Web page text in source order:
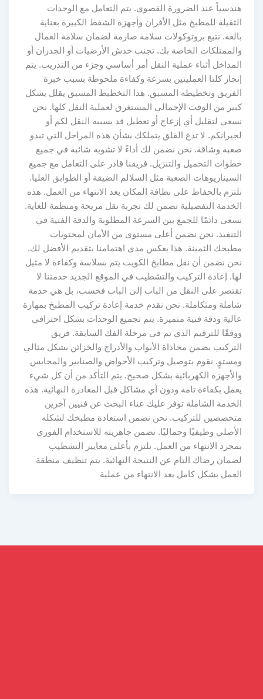
هندسياً عند الضرورة القصوى. يتم التعامل مع الوحدات
الثقيلة للمطبخ مثل الأفران وأجهزة الشفط الكبيرة بعناية
بالغة. نتبع بروتوكولات سلامة صارمة لضمان سلامة العمال
والممتلكات الخاصة بك. تجنب خدش الأرضيات أو الجدران أو
المداخل أثناء عملية النقل أمر أساسي وجزء من التدريب. يتم
إنجاز كلتا العمليتين بسرعة وكفاءة ملحوظة بسبب خبرة
الفريق وتخطيطه المسبق. هذا التخطيط المسبق يقلل بشكل
كبير من الوقت الإجمالي المستغرق لعملية النقل كلها. نحن
نسعى لتقليل أي إزعاج أو تعطيل قد يسببه النقل لكم أو
لجيرانكم. لا تدع القلق يتملكك بشأن هذه المراحل التي تبدو
صعبة وشاقة. نحن نضمن لك أداءً لا تشوبه شائبة في جميع
خطوات التحميل والتنزيل. فريقنا قادر على التعامل مع جميع
السيناريوهات الصعبة مثل السلالم الضيقة أو الطوابق العليا.
نلتزم بالحفاظ على نظافة المكان بعد الانتهاء من العمل. هذه
الخدمة التفصيلية تضمن لك تجربة نقل مريحة ومنظمة للغاية.
نسعى دائمًا للجمع بين السرعة المطلوبة والدقة الفنية في
التنفيذ. نحن نضمن أعلى مستوى من الأمان لمحتويات
مطبخك الثمينة. هذا يعكس مدى اهتمامنا بتقديم الأفضل لك.
نحن نضمن أن نقل مطابخ الكويت يتم بسلاسة وكفاءة لا مثيل
لها. إعادة التركيب والتشطيب في الموقع الجديد خدمتنا لا
تقتصر على النقل من الباب إلى الباب فحسب، بل هي خدمة
شاملة ومتكاملة. نحن نقدم خدمة إعادة تركيب المطبخ بمهارة
عالية ودقة فنية متميزة. يتم تجميع الوحدات بشكل احترافي
ووفقًا للترقيم الذي تم في مرحلة الفك السابقة. فريق
التركيب يضمن محاذاة الأبواب والأدراج والخزائن بشكل مثالي
ومستوٍ. نقوم بتوصيل وتركيب الأحواض والصنابير والمحابس
والأجهزة الكهربائية بشكل صحيح. يتم التأكد من أن كل شيء
يعمل بكفاءة تامة ودون أي مشاكل قبل المغادرة النهائية. هذه
الخدمة الشاملة توفر عليك عناء البحث عن فنيين آخرين
متخصصين للتركيب. نحن نضمن استعادة مطبخك لشكله
الأصلي وظيفيًا وجماليًا. نضمن جاهزيته للاستخدام الفوري
بمجرد الانتهاء من العمل. نلتزم بأعلى معايير التشطيب
لضمان رضاك التام عن النتيجة النهائية. يتم تنظيف منطقة
العمل بشكل كامل بعد الانتهاء من عملية